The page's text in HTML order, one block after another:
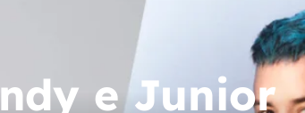
e Junior